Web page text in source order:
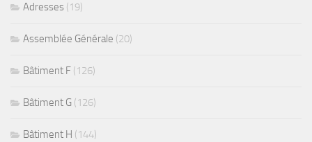
Adresses (19)
Assemblée Générale (20)
Bâtiment F (126)
Bâtiment G (126)
Bâtiment H (144)